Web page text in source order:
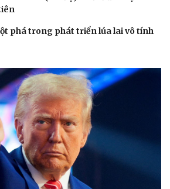
phá trong phát triển lúa lai vô tính